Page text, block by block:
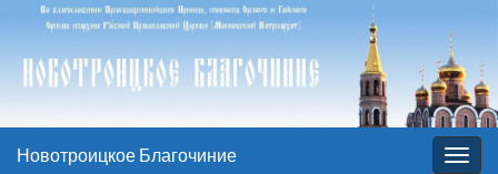
Вкл/
Новотроицкое Благочиние